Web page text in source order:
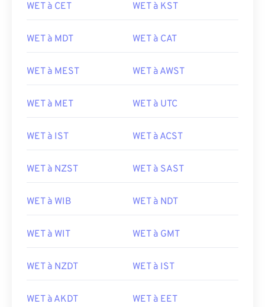
WET à CET WET à KST
WET à MDT WET à CAT
WET à MEST WET à AWST
WET à MET WET à UTC
WET à IST WET à ACST
WET à NZST WET à SAST
WET à WIB WET à NDT
WET à WIT WET à GMT
WET à NZDT WET à IST
WET à AKDT WET à EET